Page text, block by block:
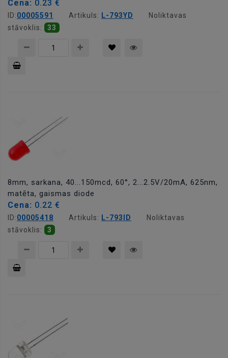
Cena: 0.23 €
ID:00005591 Artikuls: L-793YD
Noliktavas
stāvoklis:
33
8mm, sarkana, 40...150mcd, 60°, 2...2.5V/20mA, 625nm,
matēta, gaismas diode
Cena: 0.22 €
ID:00005418 Artikuls: L-793ID
Noliktavas
stāvoklis:
3